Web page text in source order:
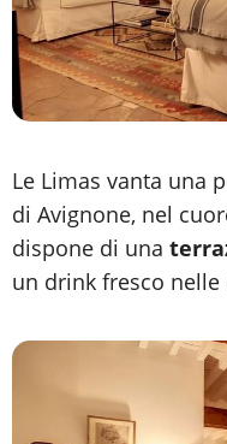
Le Limas vanta una
di Avignone, nel
dispone di una
un drink fresco